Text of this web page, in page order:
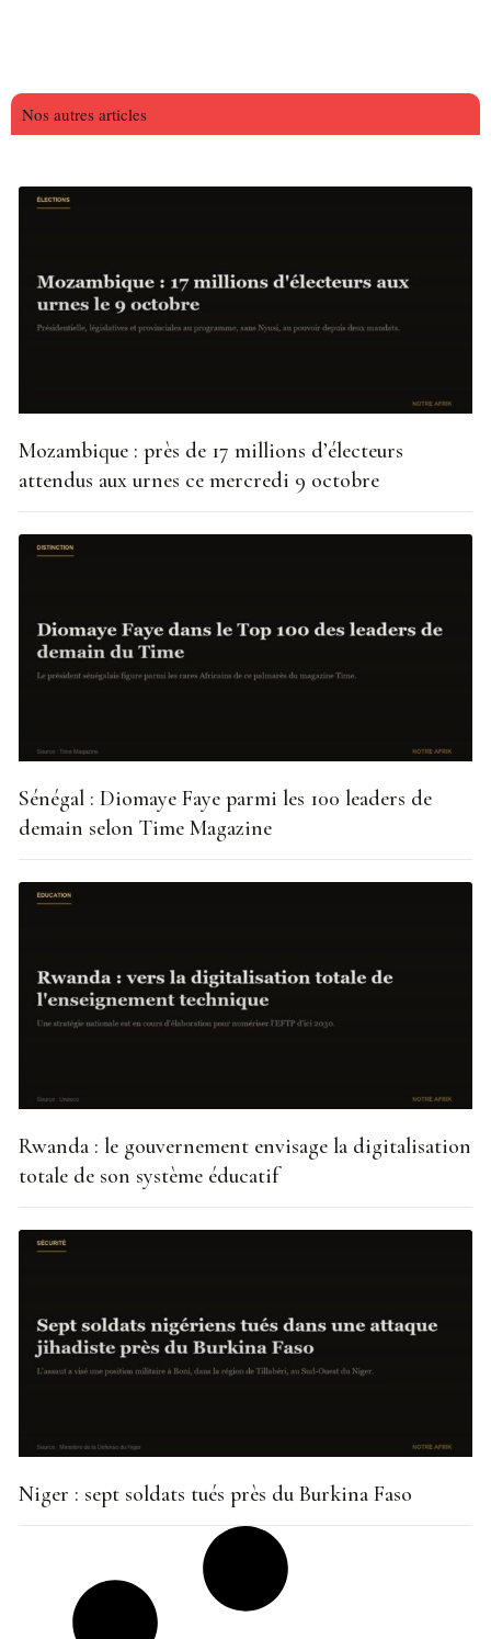
Nos autres articles
Mozambique : près de 17 millions d’électeurs
attendus aux urnes ce mercredi 9 octobre
Sénégal : Diomaye Faye parmi les 100 leaders de
demain selon Time Magazine
Rwanda : le gouvernement envisage la digitalisation
totale de son système éducatif
Niger : sept soldats tués près du Burkina Faso